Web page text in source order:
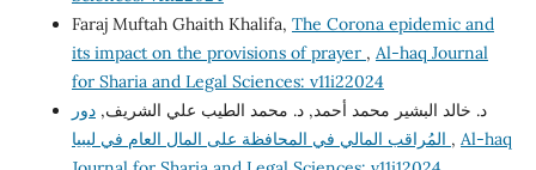
Faraj Muftah Ghaith Khalifa, The Corona epidemic and
its impact on the provisions of prayer , Al-haq Journal
for Sharia and Legal Sciences: v11i22024
د. خالد البشير محمد أحمد, د. محمد الطيب علي الشريف,دور
, Al-haq